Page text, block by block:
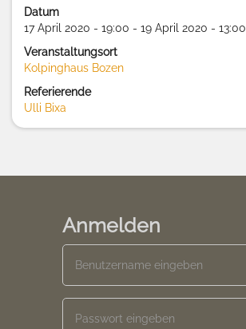
Datum
17 April 2020 - 19:00 - 19 April 2020 - 13:00
Veranstaltungsort
Kolpinghaus Bozen
Referierende
Ulli Bixa
Anmelden